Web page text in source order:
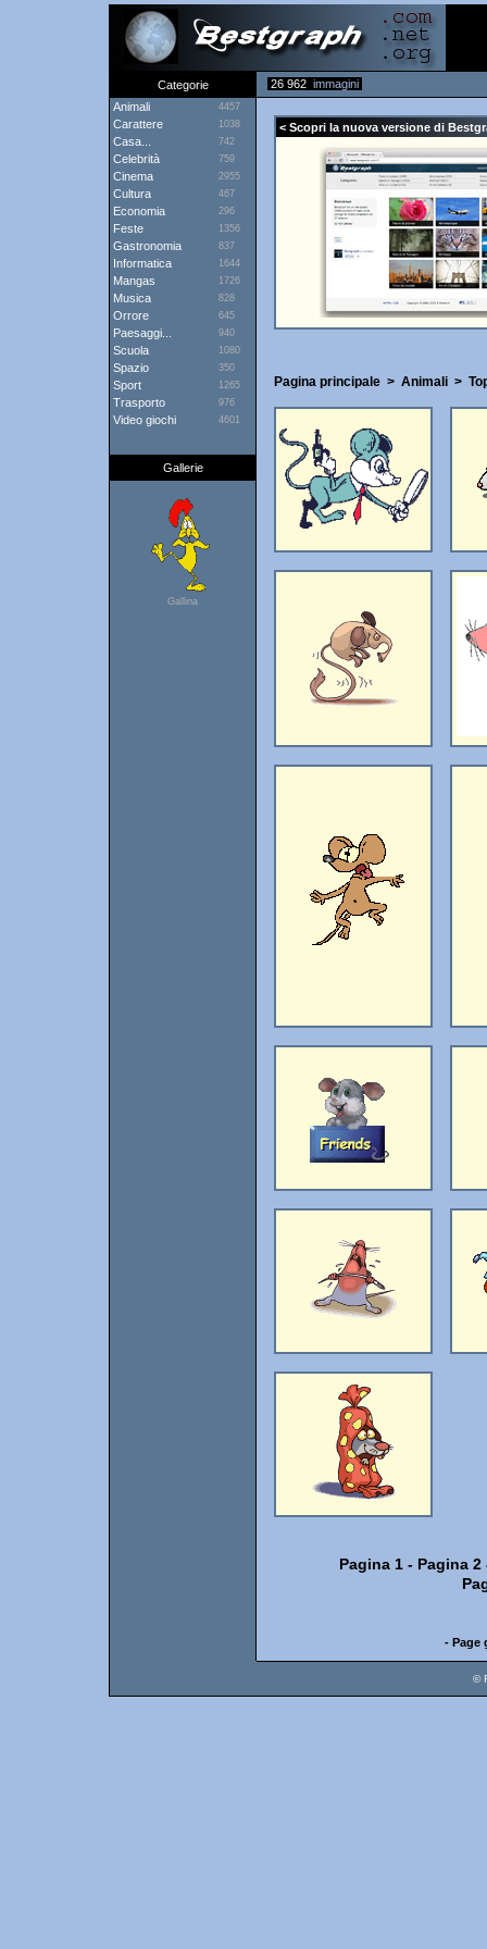
Categorie 26 962 immagini
Animali
4457
Carattere 1038
Casa... 742
Celebrità 759
Cinema 2955
Cultura 467
Economia 296
Feste 1356
Gastronomia 837
Informatica 1644
Mangas 1726
Musica 828
Orrore 645
Paesaggi... 940
Scuola 1080
Spazio 350
Sport 1265
Trasporto 976
Video giochi 4601
Gallerie
Gallina
< Scopri la nuova versione di
Pagina principale > Animali >
Pagina 1 - Pagina 2
- Page
©